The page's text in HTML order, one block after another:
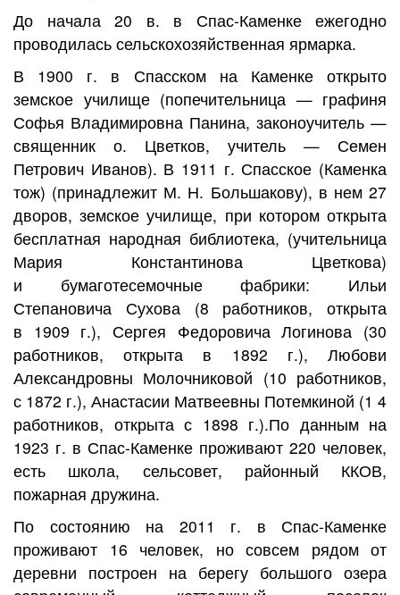
До начала 20 в. в Спас-Каменке ежегодно
проводилась сельскохозяйственная ярмарка.
В 1900 г. в Спасском на Каменке открыто
земское училище (попечительница — графиня
Софья Владимировна Панина, законоучитель —
священник о. Цветков, учитель — Семен
Петрович Иванов). В 1911 г. Спасское (Каменка
тож) (принадлежит М. Н. Большакову), в нем 27
дворов, земское училище, при котором открыта
бесплатная народная библиотека, (учительница
Мария Константинова Цветкова)
и бумаготесемочные фабрики: Ильи
Степановича Сухова (8 работников, открыта
в 1909 г.), Сергея Федоровича Логинова (30
работников, открыта в 1892 г.), Любови
Александровны Молочниковой (10 работников,
с 1872 г.), Анастасии Матвеевны Потемкиной (1 4
работников, открыта с 1898 г.).По данным на
1923 г. в Спас-Каменке проживают 220 человек,
есть школа, сельсовет, районный ККОВ,
пожарная дружина.
По состоянию на 2011 г. в Спас-Каменке
проживают 16 человек, но совсем рядом от
деревни построен на берегу большого озера